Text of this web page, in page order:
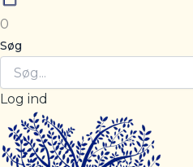
0
Søg
Log ind